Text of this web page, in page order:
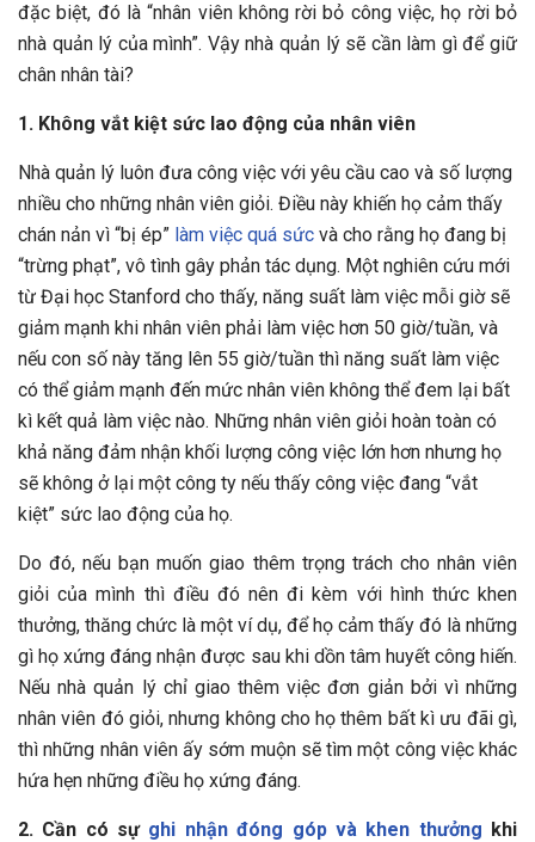
đặc biệt, đó là “nhân viên không rời bỏ công việc, họ rời bỏ
nhà quản lý của mình”. Vậy nhà quản lý sẽ cần làm gì để giữ
chân nhân tài?
1. Không vắt kiệt sức lao động của nhân viên
Nhà quản lý luôn đưa công việc với yêu cầu cao và số lượng
nhiều cho những nhân viên giỏi. Điều này khiến họ cảm thấy
chán nản vì “bị ép” làm việc quá sức và cho rằng họ đang bị
“trừng phạt”, vô tình gây phản tác dụng. Một nghiên cứu mới
từ Đại học Stanford cho thấy, năng suất làm việc mỗi giờ sẽ
giảm mạnh khi nhân viên phải làm việc hơn 50 giờ/tuần, và
nếu con số này tăng lên 55 giờ/tuần thì năng suất làm việc
có thể giảm mạnh đến mức nhân viên không thể đem lại bất
kì kết quả làm việc nào. Những nhân viên giỏi hoàn toàn có
khả năng đảm nhận khối lượng công việc lớn hơn nhưng họ
sẽ không ở lại một công ty nếu thấy công việc đang “vắt
kiệt” sức lao động của họ.
Do đó, nếu bạn muốn giao thêm trọng trách cho nhân viên
giỏi của mình thì điều đó nên đi kèm với hình thức khen
thưởng, thăng chức là một ví dụ, để họ cảm thấy đó là những
gì họ xứng đáng nhận được sau khi dồn tâm huyết công hiến.
Nếu nhà quản lý chỉ giao thêm việc đơn giản bởi vì những
nhân viên đó giỏi, nhưng không cho họ thêm bất kì ưu đãi gì,
thì những nhân viên ấy sớm muộn sẽ tìm một công việc khác
hứa hẹn những điều họ xứng đáng.
2. Cần có sự ghi nhận đóng góp và khen thưởng khi